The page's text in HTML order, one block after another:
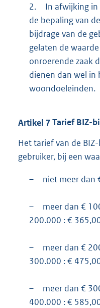
2.
In afwijking
de bepaling van
bijdrage van de
gelaten de
onroerende zaak
dienen dan wel in
woondoeleinden.
Artikel 7Tarief BIZ-
Het tarief van de
gebruiker, bij een
– niet meer dan
–
meer dan €
200.000 : €
–
meer dan €
300.000 : €
–
meer dan €
400.000 : €